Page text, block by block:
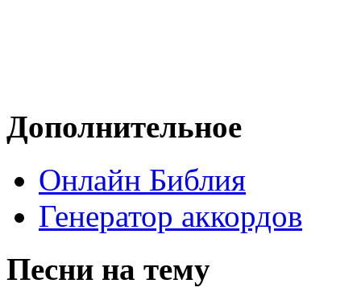
Дополнительное
Онлайн Библия
Генератор аккордов
Песни на тему